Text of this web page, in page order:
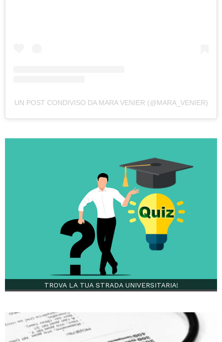
UN POST CONDIVISO DA MARA VENIER (@MARA_VENIER)
TROVA LA TUA STRADA UNIVERSITARIA!